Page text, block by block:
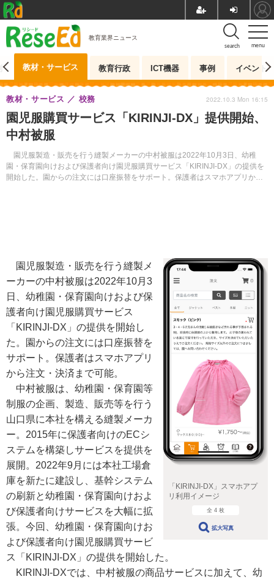
menu
search
教育業界ニュース
教材・サービス 教育行政 ICT機器 事例 イベント
園児服購買サービス「KIRINJI-DX」提供開始、
中村被服
園児服製造・販売を行う縫製メーカーの中村被服は2022年10月3日、幼稚
園・保育園向けおよび保護者向け園児服購買サービス「KIRINJI-DX」の提供を
開始した。園からの注文には口座振替をサポート。保護者はスマホアプリから
教材・サービス 校務 2022.10.3 Mon 16:15
「KIRINJI-DX」スマホアプ
リ利用イメージ
全 4 枚
拡大写真
園児服製造・販売を行う縫製メ
ーカーの中村被服は2022年10月3
日、幼稚園・保育園向けおよび保
護者向け園児服購買サービス
「KIRINJI-DX」の提供を開始し
た。園からの注文には口座振替を
サポート。保護者はスマホアプリ
から注文・決済まで可能。
中村被服は、幼稚園・保育園等
制服の企画、製造、販売等を行う
山口県に本社を構える縫製メーカ
ー。2015年に保護者向けのECシ
ステムを構築しサービスを提供を
展開。2022年9月には本社工場倉
庫を新たに建設し、基幹システム
の刷新と幼稚園・保育園向けおよ
び保護者向けサービスを大幅に拡
張。今回、幼稚園・保育園向けお
よび保護者向け園児服購買サービ
ス「KIRINJI-DX」の提供を開始した。
KIRINJI-DXでは、中村被服の商品サービスに加えて、幼